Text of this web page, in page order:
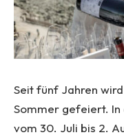
Seit fünf Jahren
Sommer gefeiert.
vom 30. Juli bis 2.